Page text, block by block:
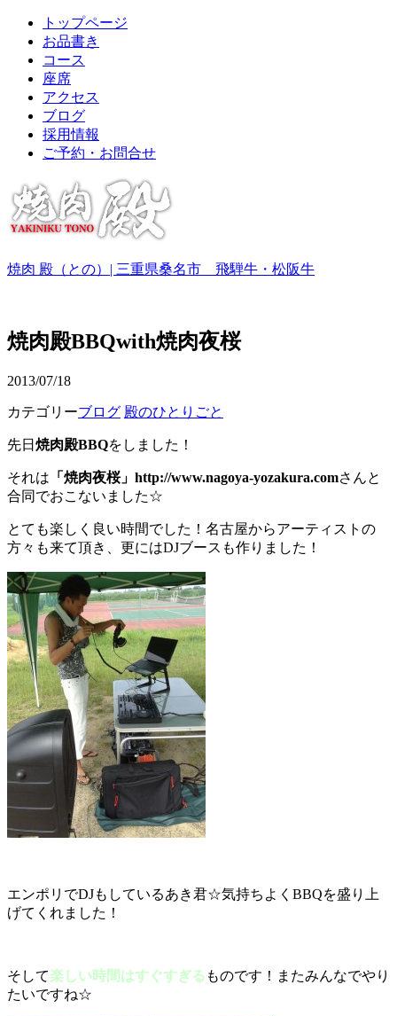
トップページ
お品書き
コース
座席
アクセス
ブログ
採用情報
ご予約・お問合せ
焼肉 殿（との）| 三重県桑名市 飛騨牛・松阪牛
焼肉殿BBQwith焼肉夜桜
2013/07/18
カテゴリーブログ 殿のひとりごと
先日 焼肉殿BBQをしました！
それは 「焼肉夜桜」http://www.nagoya-yozakura.comさんと
合同でおこないました☆
とても楽しく良い時間でした！名古屋からアーティストの
方々も来て頂き、更にはDJブースも作りました！
エンポリでDJもしているあき君☆気持ちよくBBQを盛り上
げてくれました！
そして楽しい時間はすぐすぎる ものです！またみんなでやり
たいですね☆